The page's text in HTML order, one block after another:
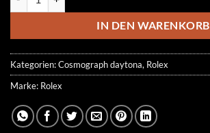
499.00 €249.00 €.
IN DEN WARENKORB
Kategorien:Cosmograph daytona, Rolex
Marke: Rolex